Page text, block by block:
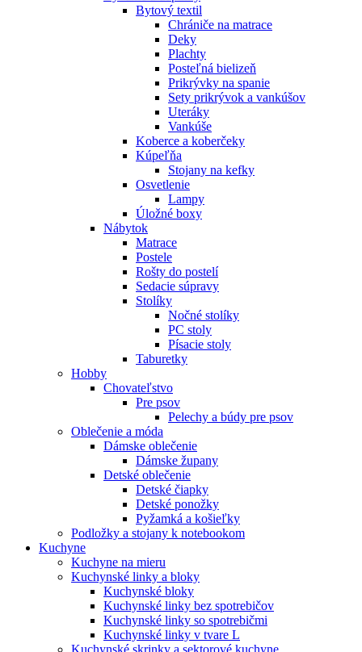
Bytový textil
Chrániče na matrace
Deky
Plachty
Posteľná bielizeň
Prikrývky na spanie
Sety prikrývok a vankúšov
Uteráky
Vankúše
Koberce a koberčeky
Kúpeľňa
Stojany na kefky
Osvetlenie
Lampy
Úložné boxy
Nábytok
Matrace
Postele
Rošty do postelí
Sedacie súpravy
Stolíky
Nočné stolíky
PC stoly
Písacie stoly
Taburetky
Hobby
Chovateľstvo
Pre psov
Pelechy a búdy pre psov
Oblečenie a móda
Dámske oblečenie
Dámske župany
Detské oblečenie
Detské čiapky
Detské ponožky
Pyžamká a košieľky
Podložky a stojany k notebookom
Kuchyne
Kuchyne na mieru
Kuchynské linky a bloky
Kuchynské bloky
Kuchynské linky bez spotrebičov
Kuchynské linky so spotrebičmi
Kuchynské linky v tvare L
Kuchynské skrinky a sektorové kuchyne